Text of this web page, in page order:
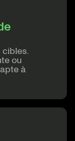
ou
à